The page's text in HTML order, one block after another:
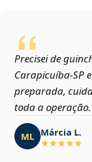
Precisei de
Carapicuíba‑SP
preparada,
toda a operação.
ML Márcia L.